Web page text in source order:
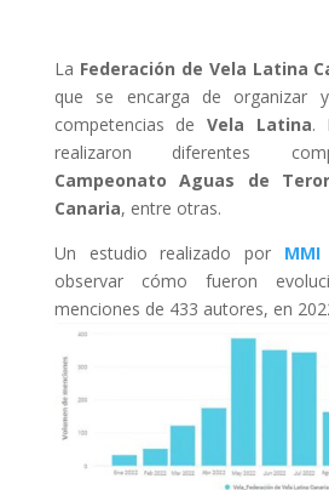
La Federación de Vela Latina
que se encarga de organizar
competencias deVela Latina.
realizaron diferentes
Campeonato Aguas de Teror
Canaria, entre otras.
Un estudio realizado por
observar cómo fueron
menciones de 433 autores, en